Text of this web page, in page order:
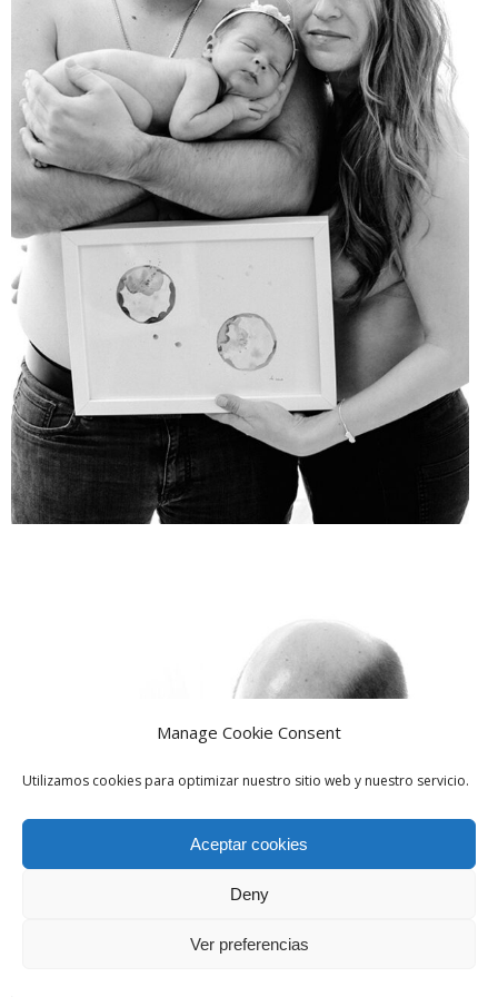
Manage Cookie Consent
Utilizamos cookies para optimizar nuestro sitio web y nuestro servicio.
Aceptar cookies
Deny
Ver preferencias